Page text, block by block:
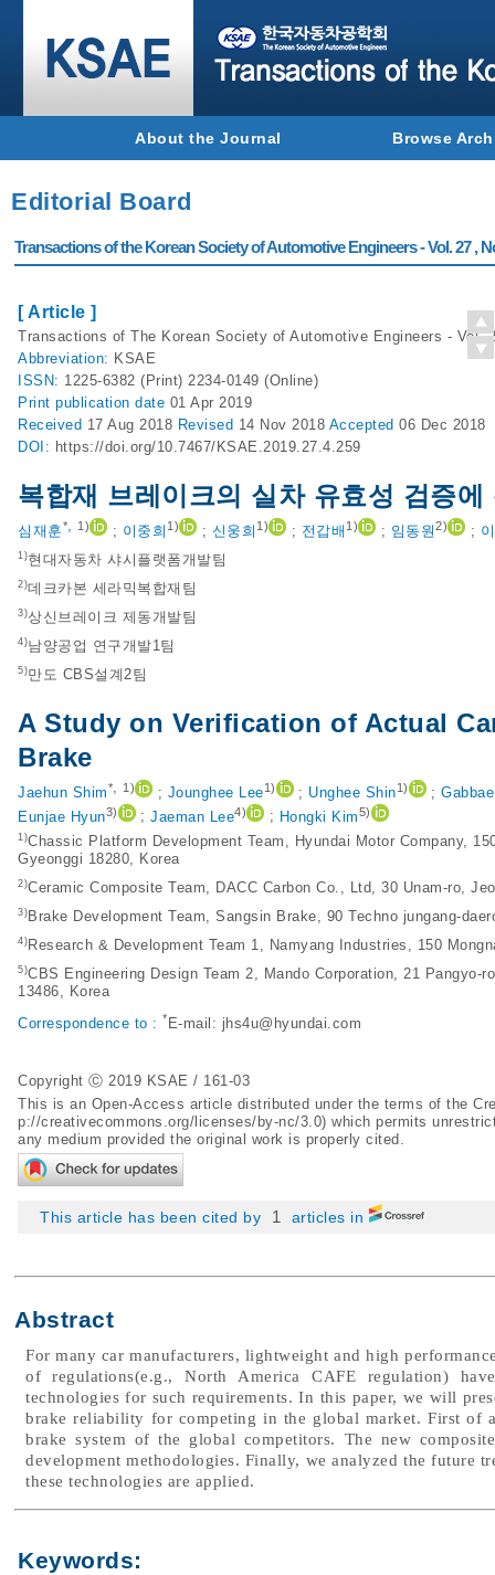
About the Journal Browse
Editorial Board
Transactions of the Korean Society of Automotive Engineers - Vol. 27 ,
[ Article ]
Transactions of The Korean Society of Automotive Engineers - Vol.
Abbreviation: KSAE
ISSN: 1225-6382 (Print) 2234-0149 (Online)
Print publication date 01 Apr 2019
Received 17 Aug 2018 Revised 14 Nov 2018 Accepted 06 Dec 2018
DOI: https://doi.org/10.7467/KSAE.2019.27.4.259
복합재 브레이크의 실차 유효성 검증에
심재훈*, 1) ; 이중희 1) ; 신웅희 1) ; 전갑배 1) ; 임동원2) ;
1)현대자동차 샤시플랫폼개발팀
2)데크카본 세라믹복합재팀
3)상신브레이크 제동개발팀
4)남양공업 연구개발1팀
5)만도 CBS설계2팀
A Study on Verification of Actual
Brake
Jaehun Shim*, 1) ; Jounghee Lee1) ; Unghee Shin1) ;
Eunjae Hyun3) ; Jaeman Lee4) ; Hongki Kim5)
1)Chassic Platform Development Team, Hyundai Motor Company,
Gyeonggi 18280, Korea
2)Ceramic Composite Team, DACC Carbon Co., Ltd, 30 Unam-ro,
3) Brake Development Team, Sangsin Brake, 90 Techno jungang-
4) Research & Development Team 1, Namyang Industries, 150
5)CBS Engineering Design Team 2, Mando Corporation, 21 Pangyo-
13486, Korea
Correspondence to : * E-mail: jhs4u@hyundai.com
Copyright Ⓒ 2019 KSAE / 161-03
This is an Open-Access article distributed under the terms of the
p://creativecommons.org/licenses/by-nc/3.0) which permits
any medium provided the original work is properly cited.
This article has been cited by 1 articles in
Abstract
For many car manufacturers, lightweight and high
of regulations(e.g., North America CAFE regulation)
technologies for such requirements. In this paper, we will
brake reliability for competing in the global market. First of
brake system of the global competitors. The new
development methodologies. Finally, we analyzed the future
these technologies are applied.
Keywords: